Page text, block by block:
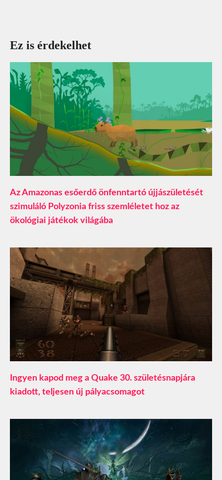
Ez is érdekelhet
Az Amazonas esőerdő önfenntartó újjászületését
szimuláló Polyzonia friss szemléletet hoz az
ökológiai játékok világába
Ingyen kapod meg a Quake 30. születésnapjára
kiadott, teljesen új pályacsomagot